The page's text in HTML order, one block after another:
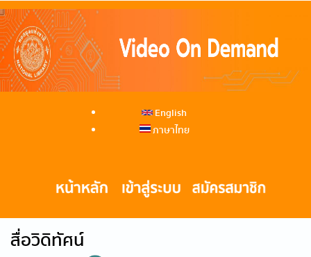
English
ภาษาไทย
สื่อวิดิทัศน์